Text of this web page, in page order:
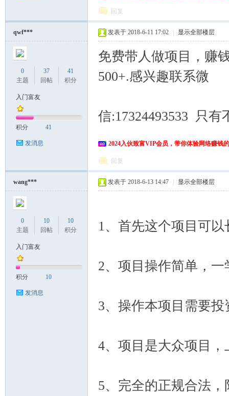
回复
qwf***
0
主题
37
回帖
41
积分
入门富友
积分 41
发消息
发表于 2018-6-11 17:02 显示全部楼层
免费带人做项目，赚
500+.感兴趣联系微
信:17324493533 只
2024入伙致富VIP会员，带你体验网络赚钱
回复
wang***
0
主题
10
回帖
10
积分
入门富友
积分 10
发消息
发表于 2018-6-13 14:47 显示全部楼层
1、首先这个项目可
2、项目操作简单，
3、操作本项目需要
4、项目是大众项目
5、完全的正规合法